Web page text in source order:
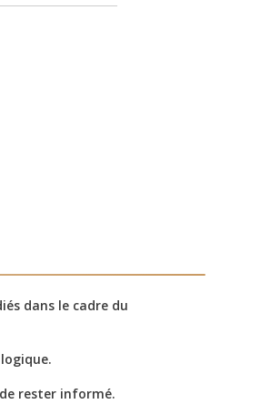
dans le cadre du
rester informé.